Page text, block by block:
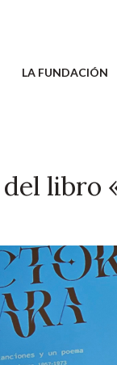
LA FUNDACIÓN
libro